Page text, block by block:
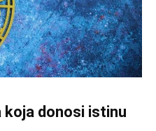
koja donosi istinu